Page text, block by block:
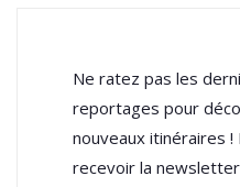
Ne ratez pas les
reportages pour
nouveaux itinéraires
recevoir la